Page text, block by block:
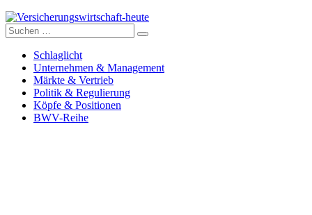
Versicherungswirtschaft-heute
Suche
nach:
Schlaglicht
Unternehmen & Management
Märkte & Vertrieb
Politik & Regulierung
Köpfe & Positionen
BWV-Reihe